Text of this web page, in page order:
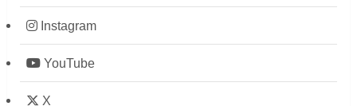
Instagram
YouTube
X